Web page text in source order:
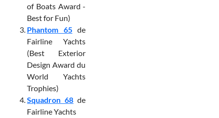
of Boats Award -
Best for Fun)
Phantom 65de
Fairline Yachts
(Best Exterior
Design Award du
World Yachts
Trophies)
Squadron 68 de
Fairline Yachts